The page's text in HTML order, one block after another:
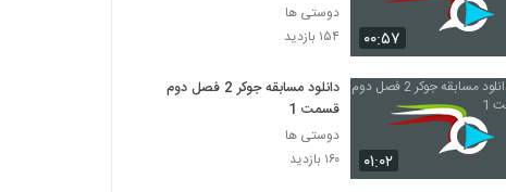
۰۰:۵۷
دوستی ها
۱۵۴ بازدید
۰۱:۰۲
دانلود مسابقه جوکر 2 فصل دوم
قسمت 1
دوستی ها
۱۶۰ بازدید